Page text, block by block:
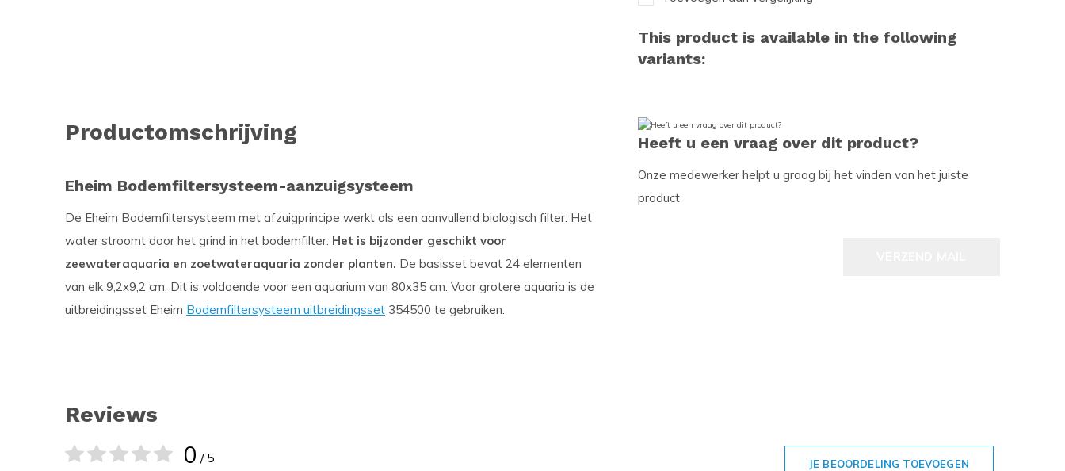
This product is available in the following
variants:
Productomschrijving
Eheim Bodemfiltersysteem-aanzuigsysteem
De Eheim Bodemfiltersysteem met afzuigprincipe werkt als een aanvullend biologisch filter. Het
water stroomt door het grind in het bodemfilter. Het is bijzonder geschikt voor
zeewateraquaria en zoetwateraquaria zonder planten. De basisset bevat 24 elementen
van elk 9,2x9,2 cm. Dit is voldoende voor een aquarium van 80x35 cm. Voor grotere aquaria is de
uitbreidingsset Eheim Bodemfiltersysteem uitbreidingsset 354500 te gebruiken.
Heeft u een vraag over dit product?
Onze medewerker helpt u graag bij het vinden van het juiste
product
Reviews
0 / 5
JE BEOORDELING TOEVOEGEN